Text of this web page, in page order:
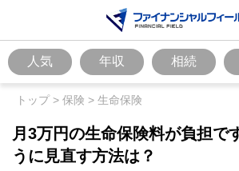
人気 年収 相続
トップ> 保険 > 生命保険
月3万円の生命保険料が負担で
うに見直す方法は？